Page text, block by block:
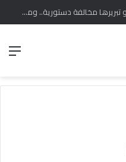
وزير العدل: إنكار جرائم النظام البائد أو تبريرها مخالفة دستورية.. ومشروع قانون خاص إلى مجلس الشعب